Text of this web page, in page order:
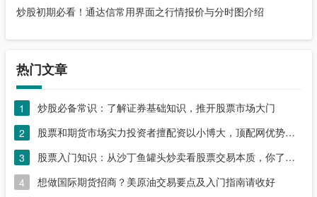
炒股初期必看！通达信常用界面之行情报价与分时图介绍
热门文章
1
炒股必备常识：了解证券基础知识，推开股票市场大门
2
股票和期货市场实力投资者擅配资以小博大，顶配网优势尽显
3
股票入门知识：从沙丁鱼罐头炒卖看股票交易本质，你了解吗？
4
想做国际期货招商？美原油交易要点及入门指南请收好